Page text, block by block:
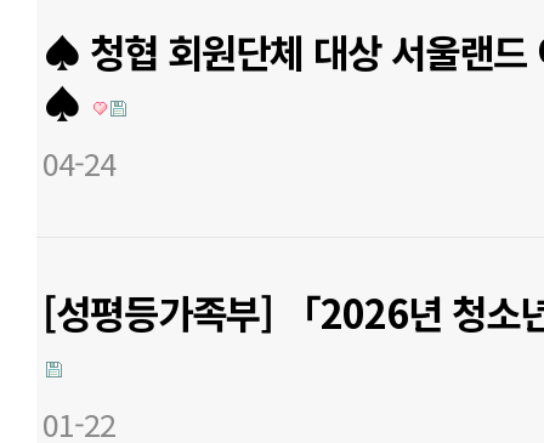
♠ 청협 회원단체 대상 서울랜드
♠
04-24
[성평등가족부] 「2026년 청소
01-22